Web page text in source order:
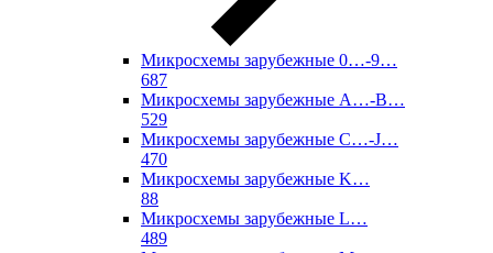
Микросхемы зарубежные 0…-9…
687
Микросхемы зарубежные A…-B…
529
Микросхемы зарубежные C…-J…
470
Микросхемы зарубежные K…
88
Микросхемы зарубежные L…
489